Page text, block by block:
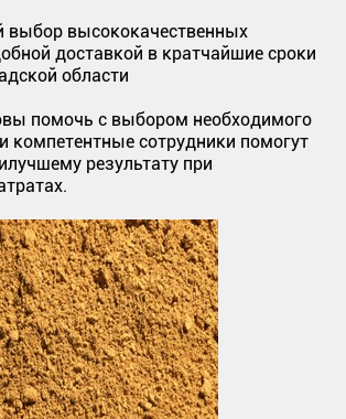
выбор высококачественных
доставкой в кратчайшие сроки
области
помочь с выбором необходимого
компетентные сотрудники помогут
результату при